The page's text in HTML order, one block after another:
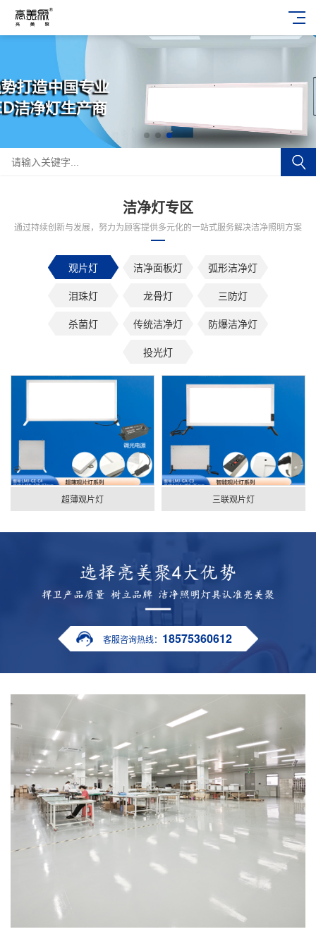
洁净灯专区
通过持续创新与发展，努力为顾客提供多元化的一站式服务解决洁净照明方案
观片灯 洁净面板灯
弧形洁净灯
泪珠灯
龙骨灯
三防灯
杀菌灯
传统洁净灯
防爆洁净灯
投光灯
超薄观片灯 三联观片灯
客服咨询热线： 18575360612